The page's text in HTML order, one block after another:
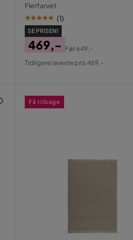
Flerfarvet
(1)
SE PRISEN!
Pris
469,-
Original
Før649,-
Tidligere laveste pris 469,-
Få tilbage